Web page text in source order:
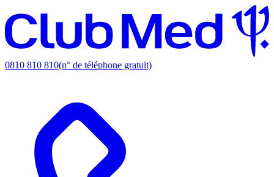
0810 810 810(n° de téléphone gratuit)